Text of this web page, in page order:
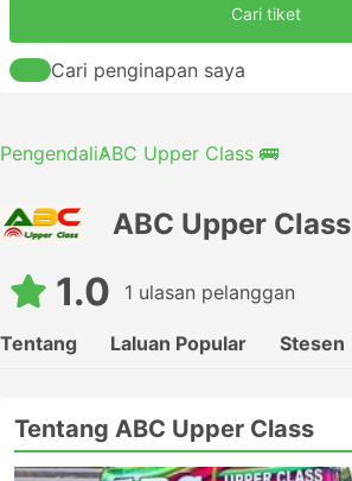
Cari tiket
Cari penginapan saya
PengendaliABC Upper Class 🚌
ABC Upper Class
1.0 1 ulasan pelanggan
Tentang Laluan Popular Stesen
Tentang ABC Upper Class